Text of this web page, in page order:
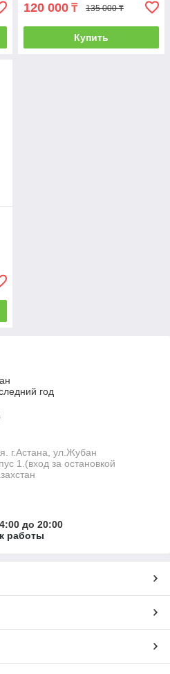
120 000 ₸ 135 000 ₸
Купить
год
г.Астана, ул.Жубан
1.(вход за остановкой
до 20:00
работы